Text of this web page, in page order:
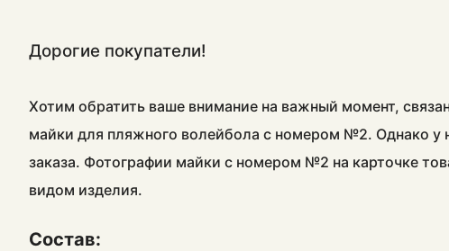
Дорогие покупатели!
Хотим обратить ваше внимание на важный момент,
майки для пляжного волейбола с номером №2. Однако
заказа. Фотографии майки с номером №2 на карточке
видом изделия.
Состав: